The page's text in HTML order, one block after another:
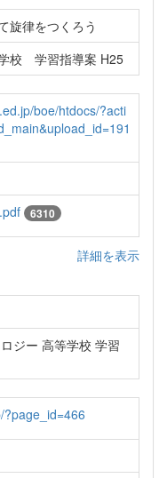
旋律をつくろう
学習指導案 H25
boe/htdocs/?acti
6310
詳細を表示
ジー 高等学校 学習